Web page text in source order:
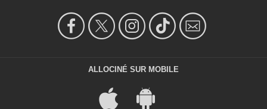
ALLOCINÉ SUR MOBILE